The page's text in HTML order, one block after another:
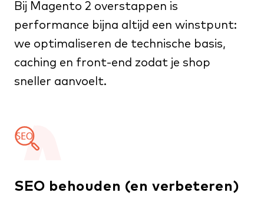
Bij Magento 2 overstappen is
performance bijna altijd een winstpunt:
we optimaliseren de technische basis,
caching en front-end zodat je shop
sneller aanvoelt.
SEO behouden (en verbeteren)